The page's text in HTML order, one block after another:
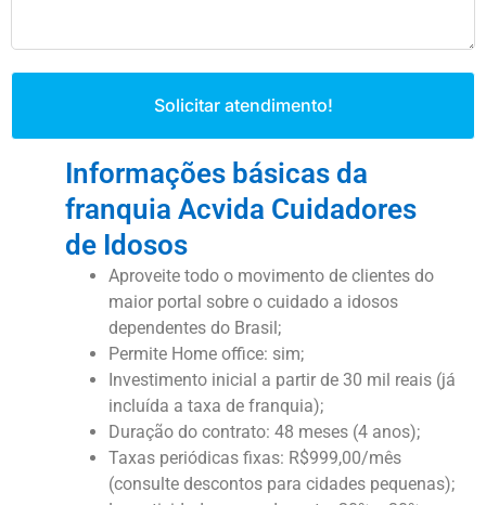
Solicitar atendimento!
Informações básicas da
franquia Acvida Cuidadores
de Idosos
Aproveite todo o movimento de clientes do
maior portal sobre o cuidado a idosos
dependentes do Brasil;
Permite Home office: sim;
Investimento inicial a partir de 30 mil reais (já
incluída a taxa de franquia);
Duração do contrato: 48 meses (4 anos);
Taxas periódicas fixas: R$999,00/mês
(consulte descontos para cidades pequenas);